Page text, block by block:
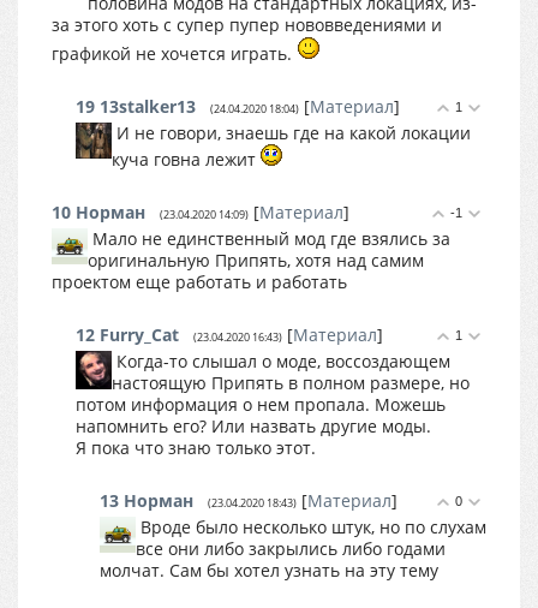
за этого хоть с супер пупер нововведениями и
графикой не хочется играть.
1
19 13stalker13 (24.04.2020 18:04) [Материал]
И не говори, знаешь где на какой локации
куча говна лежит
-1
10 Норман (23.04.2020 14:09) [Материал]
Мало не единственный мод где взялись за
оригинальную Припять, хотя над самим
проектом еще работать и работать
1
12 Furry_Cat (23.04.2020 16:43) [Материал]
Когда-то слышал о моде, воссоздающем
настоящую Припять в полном размере, но
потом информация о нем пропала. Можешь
напомнить его? Или назвать другие моды.
Я пока что знаю только этот.
0
13 Норман (23.04.2020 18:43) [Материал]
Вроде было несколько штук, но по слухам
все они либо закрылись либо годами
молчат. Сам бы хотел узнать на эту тему